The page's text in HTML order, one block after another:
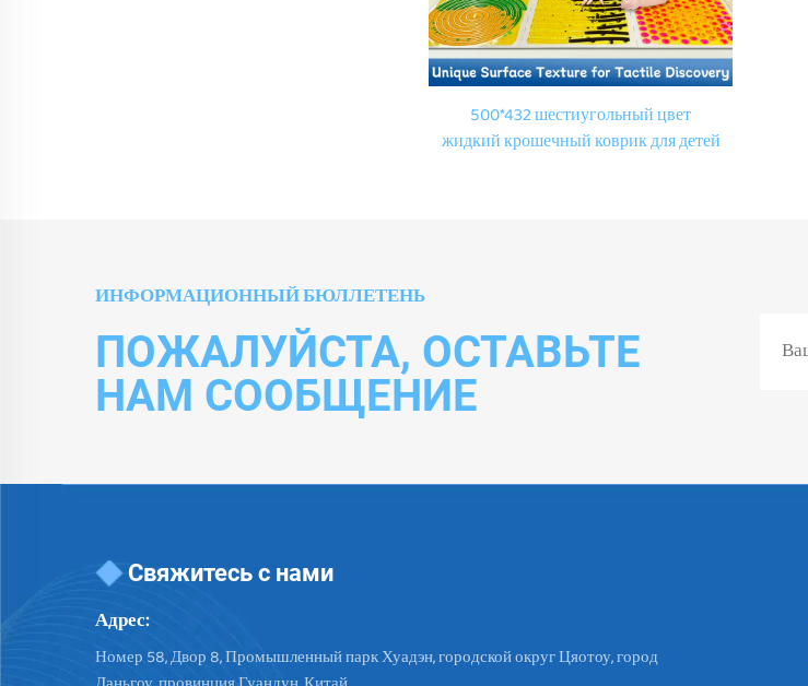
500*432 шестиугольный цвет
жидкий крошечный коврик для детей
ИНФОРМАЦИОННЫЙ БЮЛЛЕТЕНЬ
ПОЖАЛУЙСТА, ОСТАВЬТЕ
НАМ СООБЩЕНИЕ
Свяжитесь с нами
Адрес:
Номер 58, Двор 8, Промышленный парк Хуадэн, городской округ Цяотоу, город